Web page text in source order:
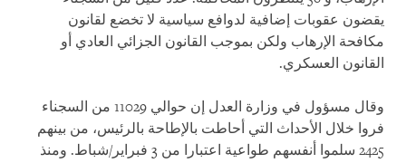
يقضون عقوبات إضافية لدوافع سياسية لا تخضع لقانون
مكافحة الإرهاب ولكن بموجب القانون الجزائي العادي أو
القانون العسكري.
وقال مسؤول في وزارة العدل إن حوالي 11029 من السجناء
فروا خلال الأحداث التي أحاطت بالإطاحة بالرئيس، من بينهم
2425 سلموا أنفسهم طواعية اعتبارا من 3 فبراير/شباط. ومنذ